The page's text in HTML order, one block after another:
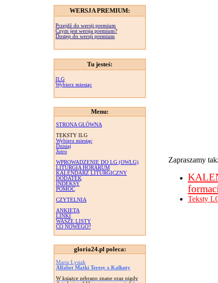
WERSJA PREMIUM:
Przejdź do wersji premium
Czym jest wersja premium?
Dostęp do wersji premium
Tu jesteś:
ILG
Wybierz miesiąc
Menu:
STRONA GŁÓWNA
TEKSTY ILG
Wybierz miesiąc
Dzisiaj
Jutro
WPROWADZENIE DO LG (OWLG)
LITURGIA HORARUM
KALENDARZ LITURGICZNY
DODATEK
INDEKSY
POMOC
CZYTELNIA
ANKIETA
LINKI
WASZE LISTY
CO NOWEGO?
gloria24.pl poleca:
Maria Łysiak
Alfabet Matki Teresy z Kalkuty
W książce zebrano znane oraz nigdy
Zapraszamy
Teksty